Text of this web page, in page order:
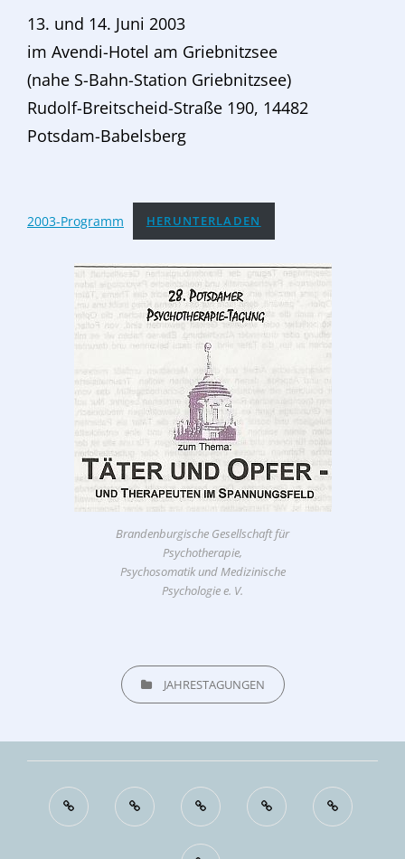
13. und 14. Juni 2003
im Avendi-Hotel am Griebnitzsee
(nahe S-Bahn-Station Griebnitzsee)
Rudolf-Breitscheid-Straße 190, 14482
Potsdam-Babelsberg
2003-Programm HERUNTERLADEN
Brandenburgische Gesellschaft für
Psychotherapie,
Psychosomatik und Medizinische
Psychologie e. V.
CATEGORIESJAHRESTAGUNGEN